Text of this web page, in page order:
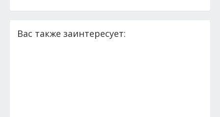
Вас также заинтересует: